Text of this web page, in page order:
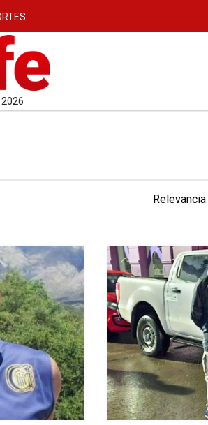
2026
Relevancia